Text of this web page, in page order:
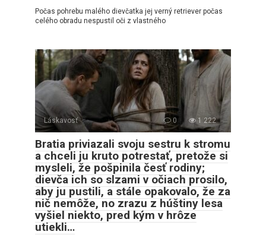
Počas pohrebu malého dievčatka jej verný retriever počas
celého obradu nespustil oči z vlastného
Láskavosť 0 1 222
Bratia priviazali svoju sestru k stromu
a chceli ju kruto potrestať, pretože si
mysleli, že pošpinila česť rodiny;
dievča ich so slzami v očiach prosilo,
aby ju pustili, a stále opakovalo, že za
nič nemôže, no zrazu z húštiny lesa
vyšiel niekto, pred kým v hrôze
utiekli…